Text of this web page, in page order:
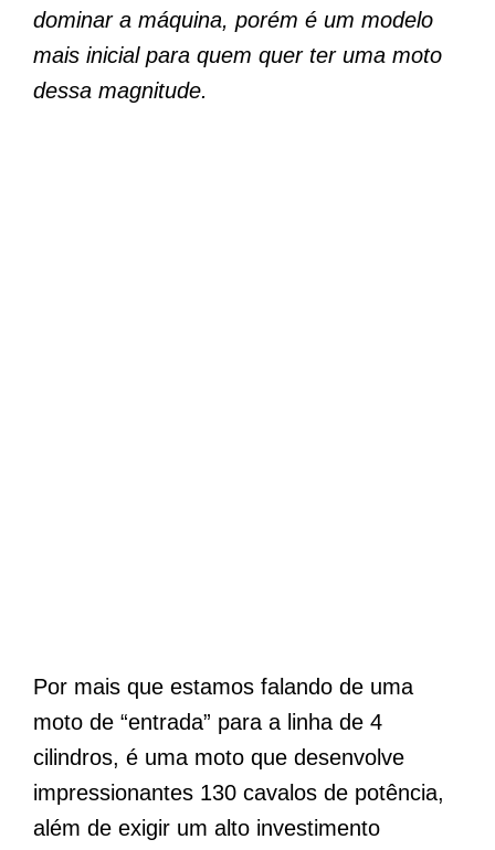
dominar a máquina, porém é um modelo
mais inicial para quem quer ter uma moto
dessa magnitude.
Por mais que estamos falando de uma
moto de “entrada” para a linha de 4
cilindros, é uma moto que desenvolve
impressionantes 130 cavalos de potência,
além de exigir um alto investimento